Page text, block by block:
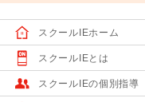
スクールIEホーム
スクールIEとは
スクールIEの個別指導